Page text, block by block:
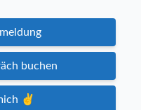
buchen
✌️